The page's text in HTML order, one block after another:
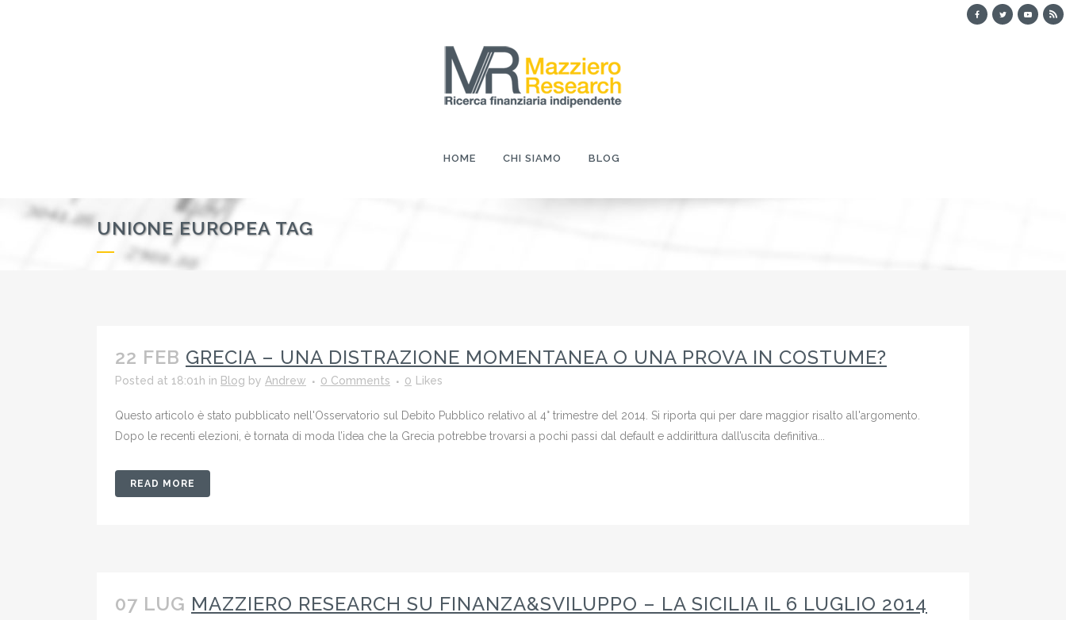
HOME CHI SIAMO BLOG
UNIONE EUROPEA TAG
22 FEB GRECIA – UNA DISTRAZIONE MOMENTANEA O UNA PROVA IN COSTUME?
Posted at 18:01h in Blog by Andrew 0 Comments 0 Likes
Questo articolo è stato pubblicato nell'Osservatorio sul Debito Pubblico relativo al 4° trimestre del 2014. Si riporta qui per dare maggior risalto all'argomento.
Dopo le recenti elezioni, è tornata di moda l’idea che la Grecia potrebbe trovarsi a pochi passi dal default e addirittura dall’uscita definitiva...
READ MORE
07 LUG MAZZIERO RESEARCH SU FINANZA&SVILUPPO – LA SICILIA IL 6 LUGLIO 2014